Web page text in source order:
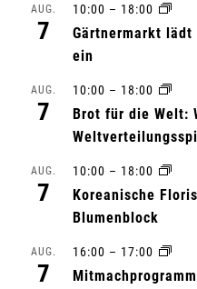
AUG.
7
10:00 – 18:00
Gärtnermarkt lädt
ein
AUG.
7
10:00 – 18:00
Brot für die Welt:
AUG.
7
10:00 – 18:00
Koreanische
Blumenblock
AUG.
7
16:00 – 17:00